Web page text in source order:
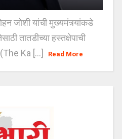
जोशी यांची मुख्यमंत्र्यांकडे
तातडीच्या हस्तक्षेपाची
Ka [...]
Read More